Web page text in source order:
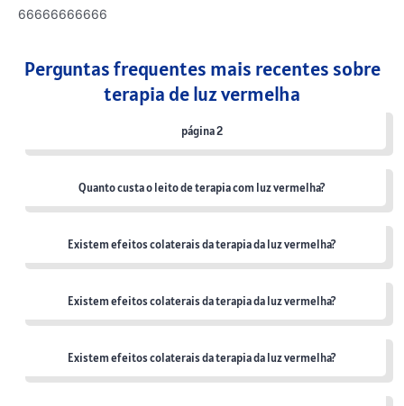
66666666666
Perguntas frequentes mais recentes sobre
terapia de luz vermelha
página 2
Quanto custa o leito de terapia com luz vermelha?
Existem efeitos colaterais da terapia da luz vermelha?
Existem efeitos colaterais da terapia da luz vermelha?
Existem efeitos colaterais da terapia da luz vermelha?